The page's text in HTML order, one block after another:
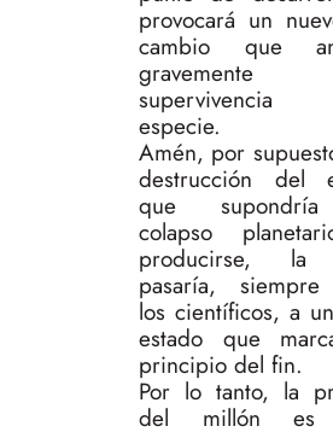
provocará un
cambio que
supervivencia
especie.
Amén, por
destrucción del
que
colapso
producirse, la
pasaría, siempre
los científicos, a
estado que
principio del fin.
Por lo tanto, la
del millón es